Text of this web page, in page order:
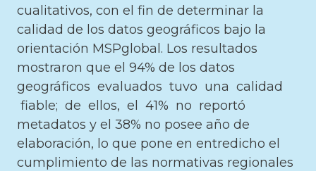
cualitativos, con el fin de determinar la
calidad de los datos geográficos bajo la
orientación MSPglobal. Los resultados
mostraron que el 94% de los datos
geográficos evaluados tuvo una calidad
fiable; de ellos, el 41% no reportó
metadatos y el 38% no posee año de
elaboración, lo que pone en entredicho el
cumplimiento de las normativas regionales